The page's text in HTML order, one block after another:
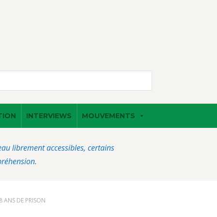
INTERVIEWS MOUVEMENTS
librement accessibles, certains
ANS DE PRISON